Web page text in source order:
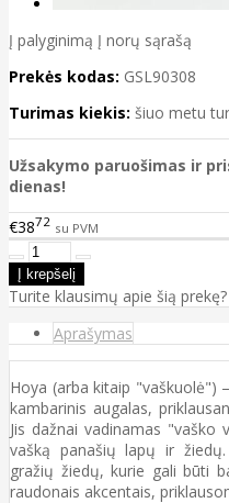
Į palyginimą Į norų sąrašą
Prekės kodas: GSL90308
Turimas kiekis: šiuo metu
Užsakymo paruošimas ir
dienas!
€3872 su PVM
Turite klausimų apie šią prekę?
Aprašymas
Hoya (arba kitaip "vaškuolė")
kambarinis augalas,
Jis dažnai vadinamas
vašką panašių lapų ir
gražių žiedų, kurie gali būti
raudonais akcentais,